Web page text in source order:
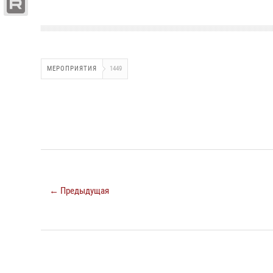
МЕРОПРИЯТИЯ 1449
← Предыдущая